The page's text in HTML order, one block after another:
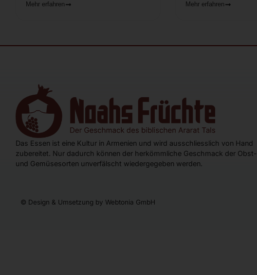
Mehr erfahren Mehr erfahren
Das Essen ist eine Kultur in Armenien und wird ausschliesslich von Hand
zubereitet. Nur dadurch können der herkömmliche Geschmack der Obst-
und Gemüsesorten unverfälscht wiedergegeben werden.
© Design & Umsetzung by Webtonia GmbH